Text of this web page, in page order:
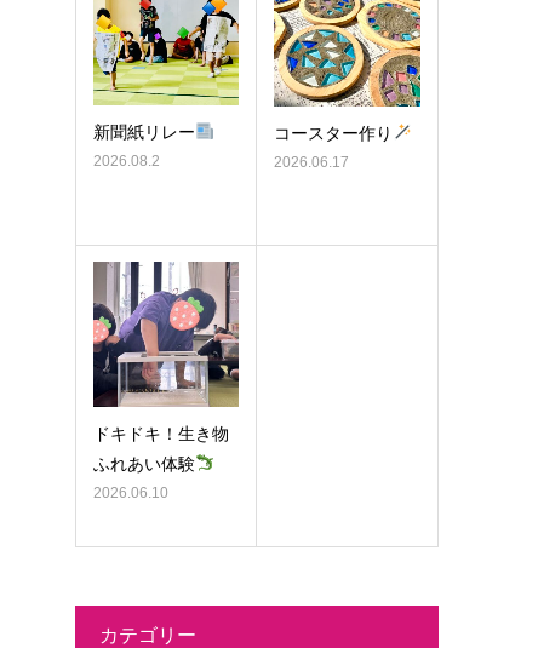
新聞紙リレー
2026.08.2
コースター作り
2026.06.17
ドキドキ！生き物
ふれあい体験
2026.06.10
カテゴリー